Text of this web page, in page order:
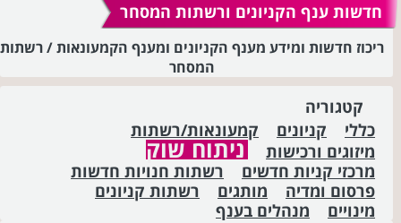
חדשות ענף הקניונים ורשתות המסחר
ריכוז חדשות ומידע מענף הקניונים ומענף הקמעונאות / רשתות
המסחר
קטגוריה
כללי
קניונים
קמעונאות/רשתות
מיזוגים ורכישות
ניתוח שוק
מרכזי קניות חדשים
רשתות חנויות חדשות
פרסום ומדיה
מותגים
רשתות קניונים
מינויים
מנהלים בענף